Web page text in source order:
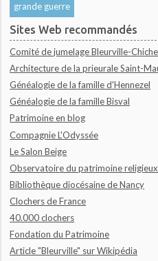
grande guerre
Sites Web recommandés
Comité de jumelage Bleurville-
Architecture de la prieurale Saint-
Généalogie de la famille d'Hennezel
Généalogie de la famille Bisval
Patrimoine en blog
Compagnie L'Odyssée
Le Salon Beige
Observatoire du patrimoine religieux
Bibliothèque diocésaine de Nancy
Clochers de France
40.000 clochers
Fondation du Patrimoine
Article "Bleurville" sur Wikipédia